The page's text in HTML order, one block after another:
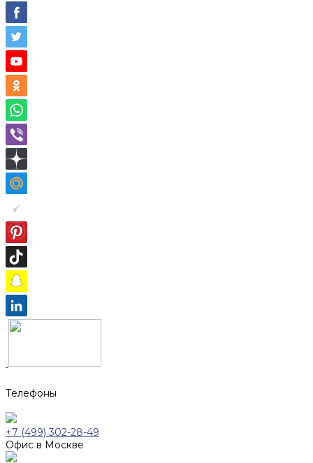
Телефоны
+7 (499) 302-28-49
Офис в Москве